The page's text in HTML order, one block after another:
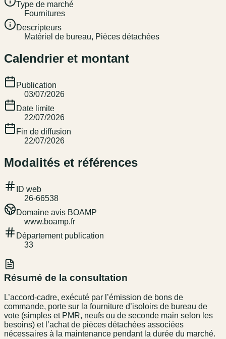
Type de marché
Fournitures
Descripteurs
Matériel de bureau, Pièces détachées
Calendrier et montant
Publication
03/07/2026
Date limite
22/07/2026
Fin de diffusion
22/07/2026
Modalités et références
ID web
26-66538
Domaine avis BOAMP
www.boamp.fr
Département publication
33
Résumé de la consultation
L’accord-cadre, exécuté par l’émission de bons de
commande, porte sur la fourniture d’isoloirs de bureau de
vote (simples et PMR, neufs ou de seconde main selon les
besoins) et l’achat de pièces détachées associées
nécessaires à la maintenance pendant la durée du marché.